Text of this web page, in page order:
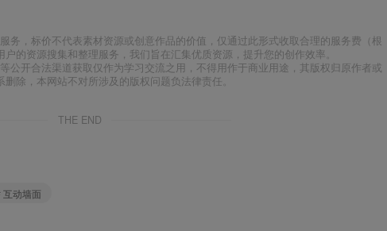
务，标价不代表素材资源或创意作品的价值，仅通过此形式收取合理的服务费（根
的资源搜集和整理服务，我们旨在汇集优质资源，提升您的创作效率。
公开合法渠道获取仅作为学习交流之用，不得用作于商业用途，其版权归原作者或
除，本网站不对所涉及的版权问题负法律责任。
THE END
互动墙面